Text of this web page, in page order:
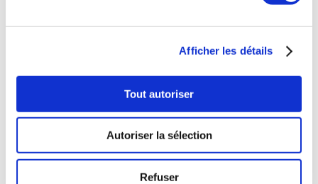
Afficher les détails
Tout autoriser
Autoriser la sélection
Refuser
12h à 15h
Téléphone : 0143543133
contact@fogon-ultramarinos.com